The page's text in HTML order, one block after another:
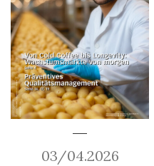
03/04.2026